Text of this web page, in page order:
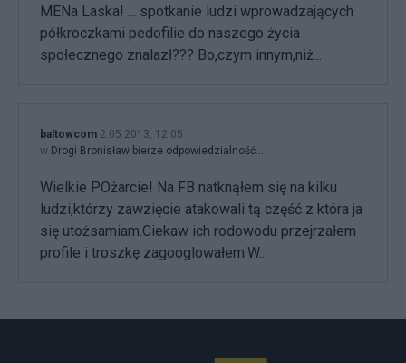
MENa Laska! ... spotkanie ludzi wprowadzających
półkroczkami pedofilie do naszego życia
społecznego znalazł??? Bo,czym innym,niż...
baltowcom 2.05.2013, 12:05
w Drogi Bronisław bierze odpowiedzialność...
Wielkie POżarcie! Na FB natknąłem się na kilku
ludzi,którzy zawzięcie atakowali tą część z która ja
się utożsamiam.Ciekaw ich rodowodu przejrzałem
profile i troszkę zagooglowałem.W...